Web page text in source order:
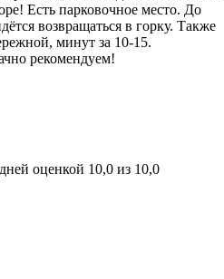
Есть парковочное место. До
возвращаться в горку. Также
минут за 10-15.
рекомендуем!
оценкой 10,0 из 10,0